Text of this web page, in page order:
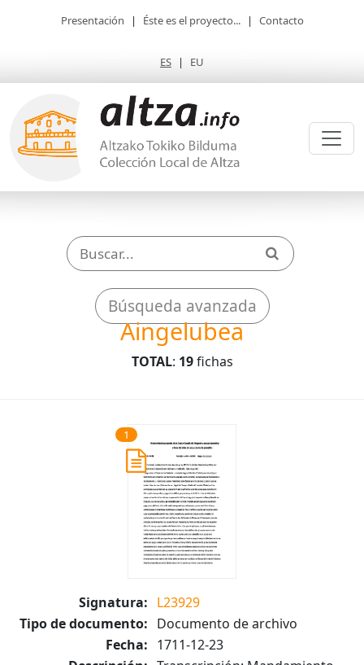
Presentación | Éste es el proyecto... | Contacto
ES | EU
Búsqueda avanzada
Aingelubea
TOTAL: 19fichas
1
Signatura: L23929
Tipo de documento: Documento de archivo
Fecha: 1711-12-23